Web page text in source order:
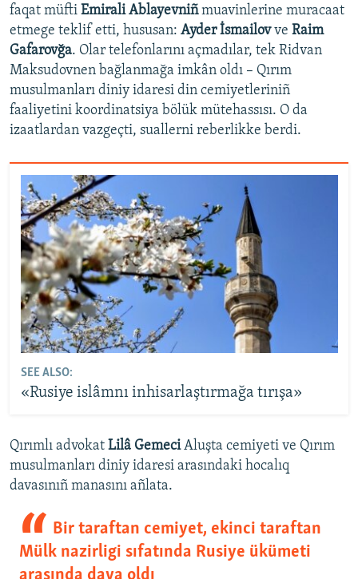
faqat müfti Emirali Ablayevniñmuavinlerine muracaat
etmege teklif etti, hususan: Ayder İsmailovve Raim
Gafarovğa. Olar telefonlarını açmadılar, tek Ridvan
Maksudovnen bağlanmağa imkân oldı – Qırım
musulmanları diniy idaresi din cemiyetleriniñ
faaliyetini koordinatsiya bölük mütehassısı. O da
izaatlardan vazgeçti, suallerni reberlikke berdi.
SEE ALSO:
«Rusiye islâmnı inhisarlaştırmağa tırışa»
Qırımlı advokat Lilâ GemeciAluşta cemiyeti ve Qırım
musulmanları diniy idaresi arasındaki hocalıq
davasınıñ manasını añlata.
Bir taraftan cemiyet, ekinci taraftan
Mülk nazirligi sıfatında Rusiye ükümeti
arasında dava oldı